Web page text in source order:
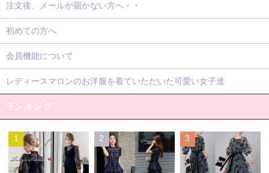
注文後、メールが届かない方へ・・
初めての方へ
会員機能について
レディースマロンのお洋服を着ていただいた可愛い女子達
ランキング
1 2 3